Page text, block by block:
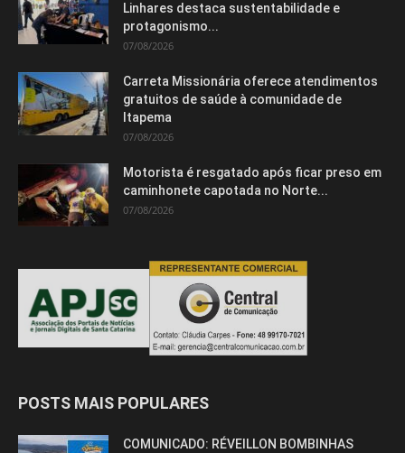
Linhares destaca sustentabilidade e
protagonismo...
07/08/2026
Carreta Missionária oferece atendimentos
gratuitos de saúde à comunidade de
Itapema
07/08/2026
Motorista é resgatado após ficar preso em
caminhonete capotada no Norte...
07/08/2026
POSTS MAIS POPULARES
COMUNICADO: RÉVEILLON BOMBINHAS